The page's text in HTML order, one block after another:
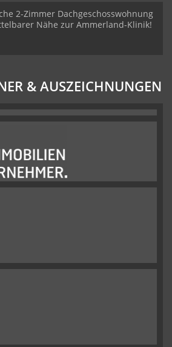
2-Zimmer Dachgeschosswohnung
Nähe zur Ammerland-Klinik!
& AUSZEICHNUNGEN